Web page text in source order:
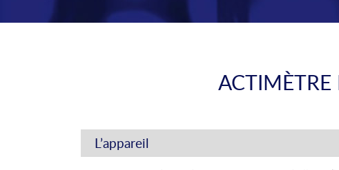
ACTIMÈTRE
L’appareil